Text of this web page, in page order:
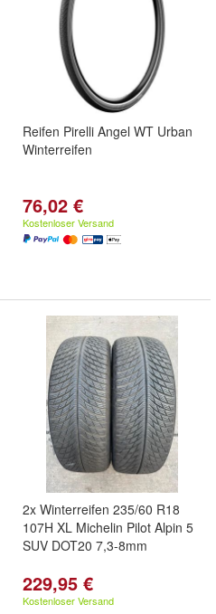
Reifen Pirelli Angel WT Urban
Winterreifen
76,02 €
Kostenloser Versand
2x Winterreifen 235/60 R18
107H XL Michelin Pilot Alpin 5
SUV DOT20 7,3-8mm
229,95 €
Kostenloser Versand